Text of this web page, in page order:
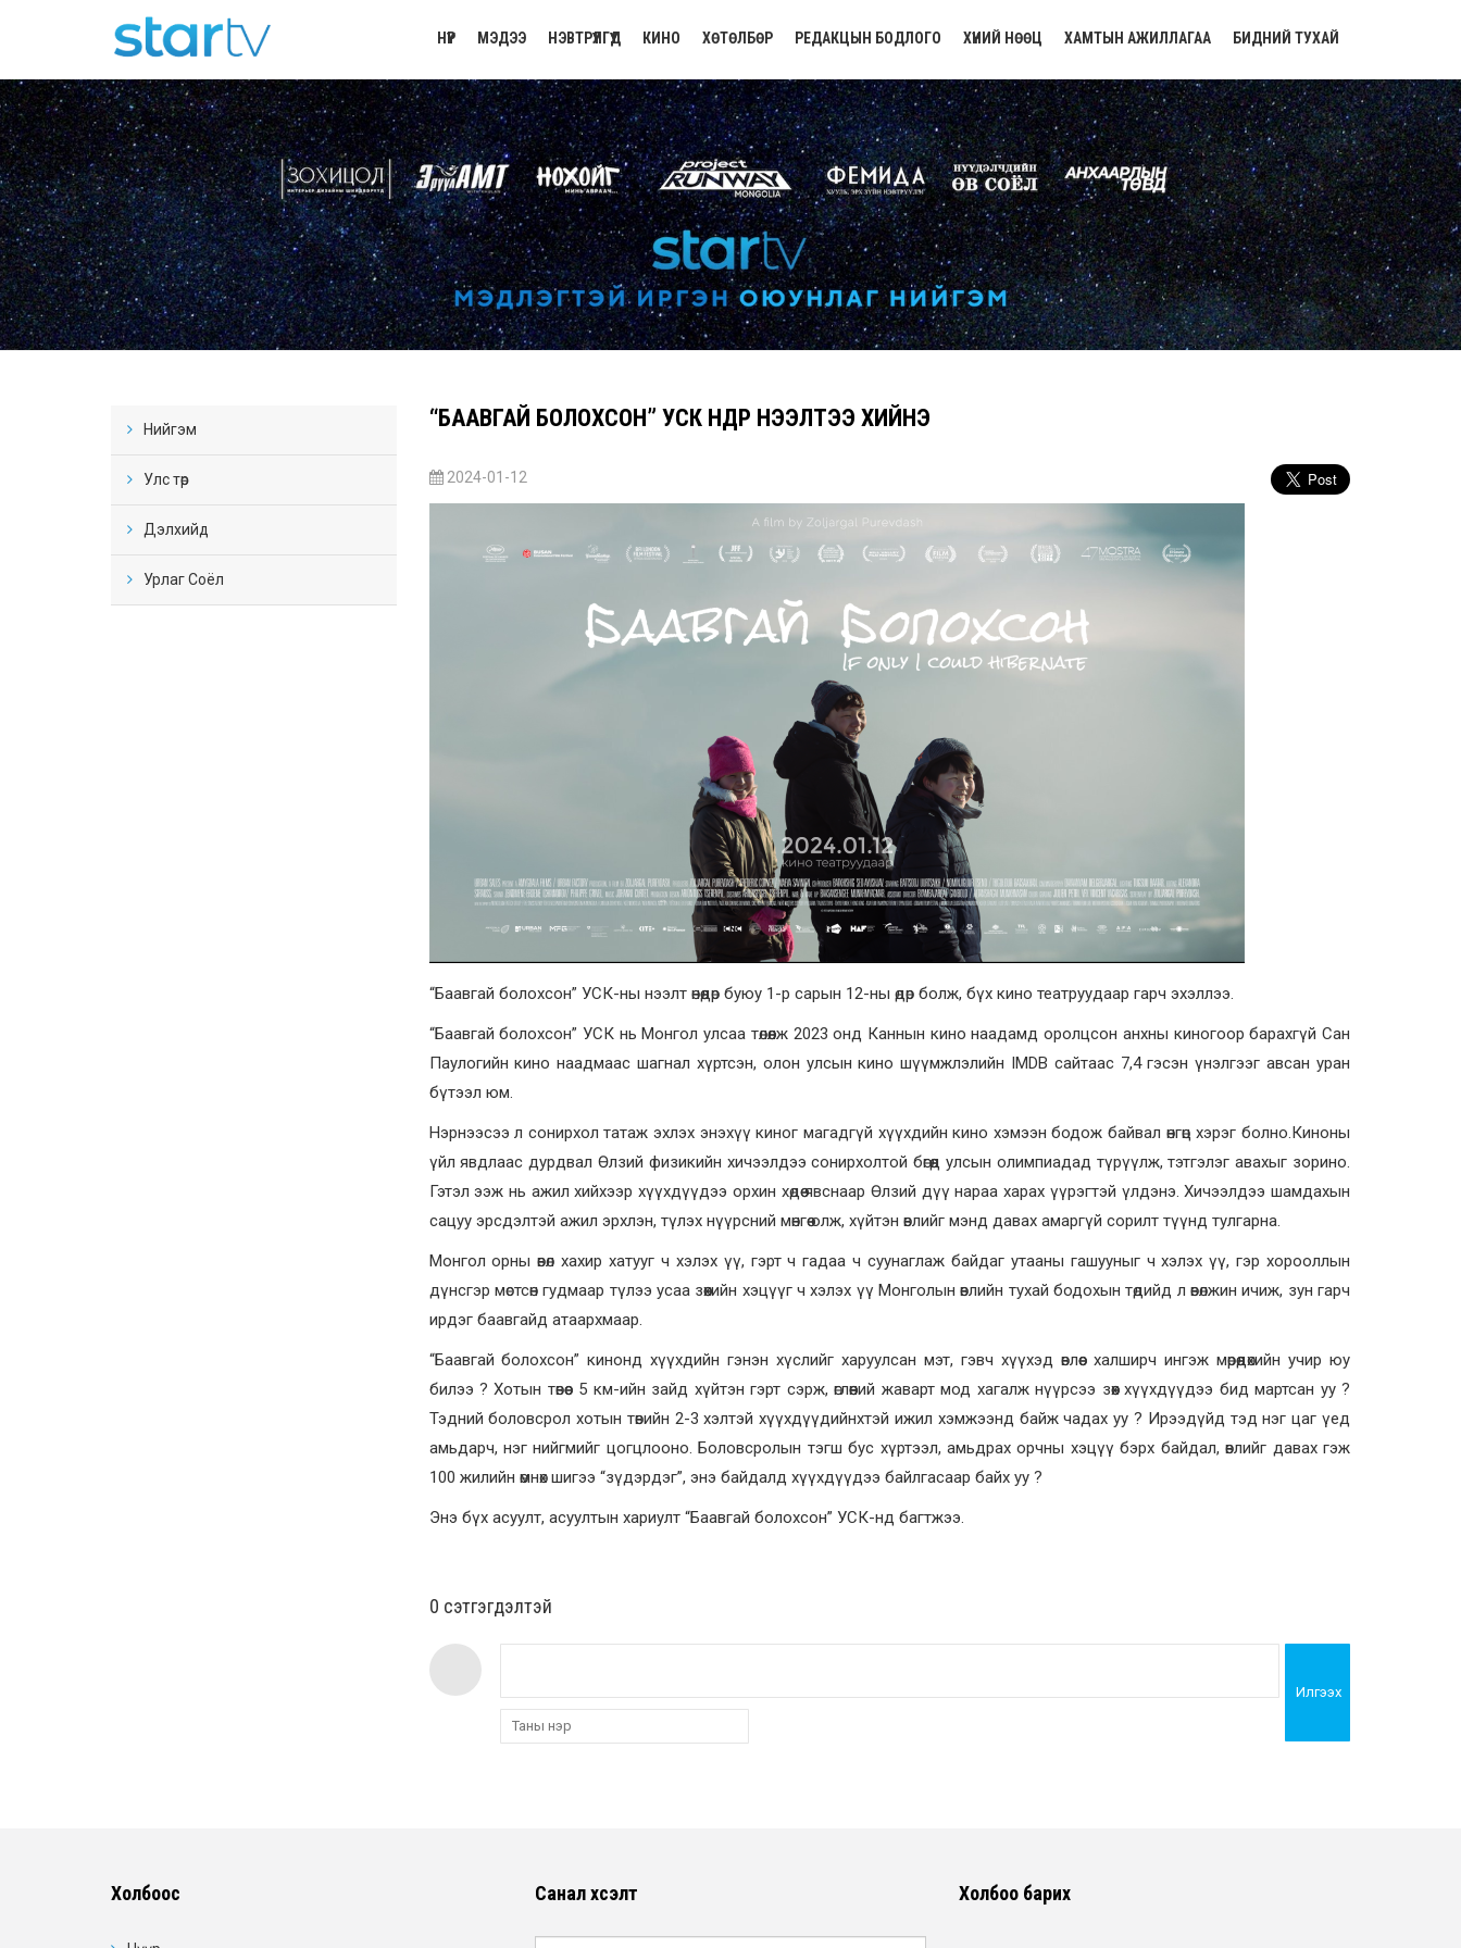
НҮҮР МЭДЭЭ НЭВТРҮҮЛГҮҮД КИНО ХӨТӨЛБӨР РЕДАКЦЫН БОДЛОГО ХҮНИЙ НӨӨЦ ХАМТЫН АЖИЛЛАГАА БИДНИЙ ТУХАЙ
Нийгэм
Улс төр
Дэлхийд
Урлаг Соёл
“БААВГАЙ БОЛОХСОН” УСК ӨНӨӨДӨР НЭЭЛТЭЭ ХИЙНЭ
2024-01-12
“Баавгай болохсон” УСК-ны нээлт өнөөдөр буюу 1-р сарын 12-ны өдөр болж, бүх кино театруудаар гарч эхэллээ.
“Баавгай болохсон” УСК нь Монгол улсаа төлөөлж 2023 онд Каннын кино наадамд оролцсон анхны киногоор барахгүй Сан
Паулогийн кино наадмаас шагнал хүртсэн, олон улсын кино шүүмжлэлийн IMDB сайтаас 7,4 гэсэн үнэлгээг авсан уран
бүтээл юм.
Нэрнээсээ л сонирхол татаж эхлэх энэхүү киног магадгүй хүүхдийн кино хэмээн бодож байвал өнгөц хэрэг болно.Киноны
үйл явдлаас дурдвал Өлзий физикийн хичээлдээ сонирхолтой бөгөөд улсын олимпиадад түрүүлж, тэтгэлэг авахыг зорино.
Гэтэл ээж нь ажил хийхээр хүүхдүүдээ орхин хөдөө явснаар Өлзий дүү нараа харах үүрэгтэй үлдэнэ. Хичээлдээ шамдахын
сацуу эрсдэлтэй ажил эрхлэн, түлэх нүүрсний мөнгөө олж, хүйтэн өвлийг мэнд давах амаргүй сорилт түүнд тулгарна.
Монгол орны өвөл хахир хатууг ч хэлэх үү, гэрт ч гадаа ч суунаглаж байдаг утааны гашууныг ч хэлэх үү, гэр хорооллын
дүнсгэр мөстсөн гудмаар түлээ усаа зөөхийн хэцүүг ч хэлэх үү Монголын өвлийн тухай бодохын төдийд л өвөлжин ичиж, зун гарч
ирдэг баавгайд атаархмаар.
“Баавгай болохсон” кинонд хүүхдийн гэнэн хүслийг харуулсан мэт, гэвч хүүхэд өвлөөс халширч ингэж мөрөөдөхийн учир юу
билээ ? Хотын төвөөс 5 км-ийн зайд хүйтэн гэрт сэрж, өглөөний жаварт мод хагалж нүүрсээ зөөх хүүхдүүдээ бид мартсан уу ?
Тэдний боловсрол хотын төвийн 2-3 хэлтэй хүүхдүүдийнхтэй ижил хэмжээнд байж чадах уу ? Ирээдүйд тэд нэг цаг үед
амьдарч, нэг нийгмийг цогцлооно. Боловсролын тэгш бус хүртээл, амьдрах орчны хэцүү бэрх байдал, өвлийг давах гэж
100 жилийн өмнөх шигээ “зүдэрдэг”, энэ байдалд хүүхдүүдээ байлгасаар байх уу ?
Энэ бүх асуулт, асуултын хариулт “Баавгай болохсон” УСК-нд багтжээ.
0 cэтгэгдэлтэй
Илгээх
Холбоос Санал хүсэлт Холбоо барих